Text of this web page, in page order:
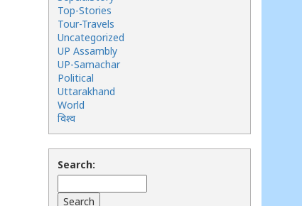
Top-Stories
Tour-Travels
Uncategorized
UP Assambly
UP-Samachar
Political
Uttarakhand
World
विश्व
Search: